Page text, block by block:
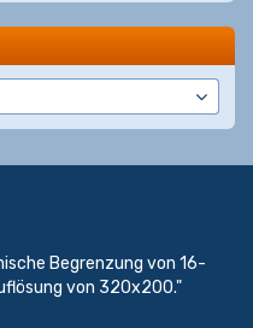
Begrenzung von 16-
von 320x200."